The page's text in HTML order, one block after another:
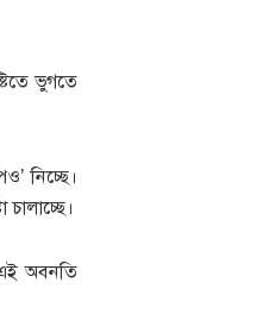
ভুগতে
নিচ্ছে।
এই অবনতি